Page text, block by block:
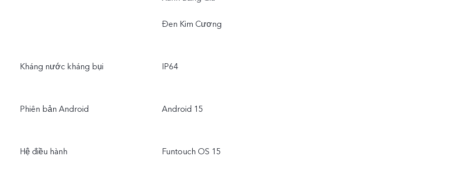
Đen Kim Cương
Kháng nước kháng bụi IP64
Phiên bản Android Android 15
Hệ điều hành Funtouch OS 15